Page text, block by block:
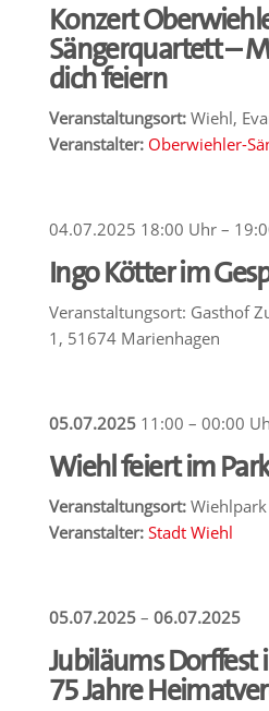
Konzert
Sängerquartett –
dich feiern
Veranstaltungsort:Wiehl,
Veranstalter: Oberwiehler-
04.07.2025 18:00 Uhr –
Ingo Kötter im
Veranstaltungsort: Gasthof
1, 51674 Marienhagen
05.07.202511:00 – 00:00
Wiehl feiert im Park
Veranstaltungsort:Wiehlpark
Veranstalter: Stadt Wiehl
05.07.2025– 06.07.2025
Jubiläums Dorffest
75 Jahre